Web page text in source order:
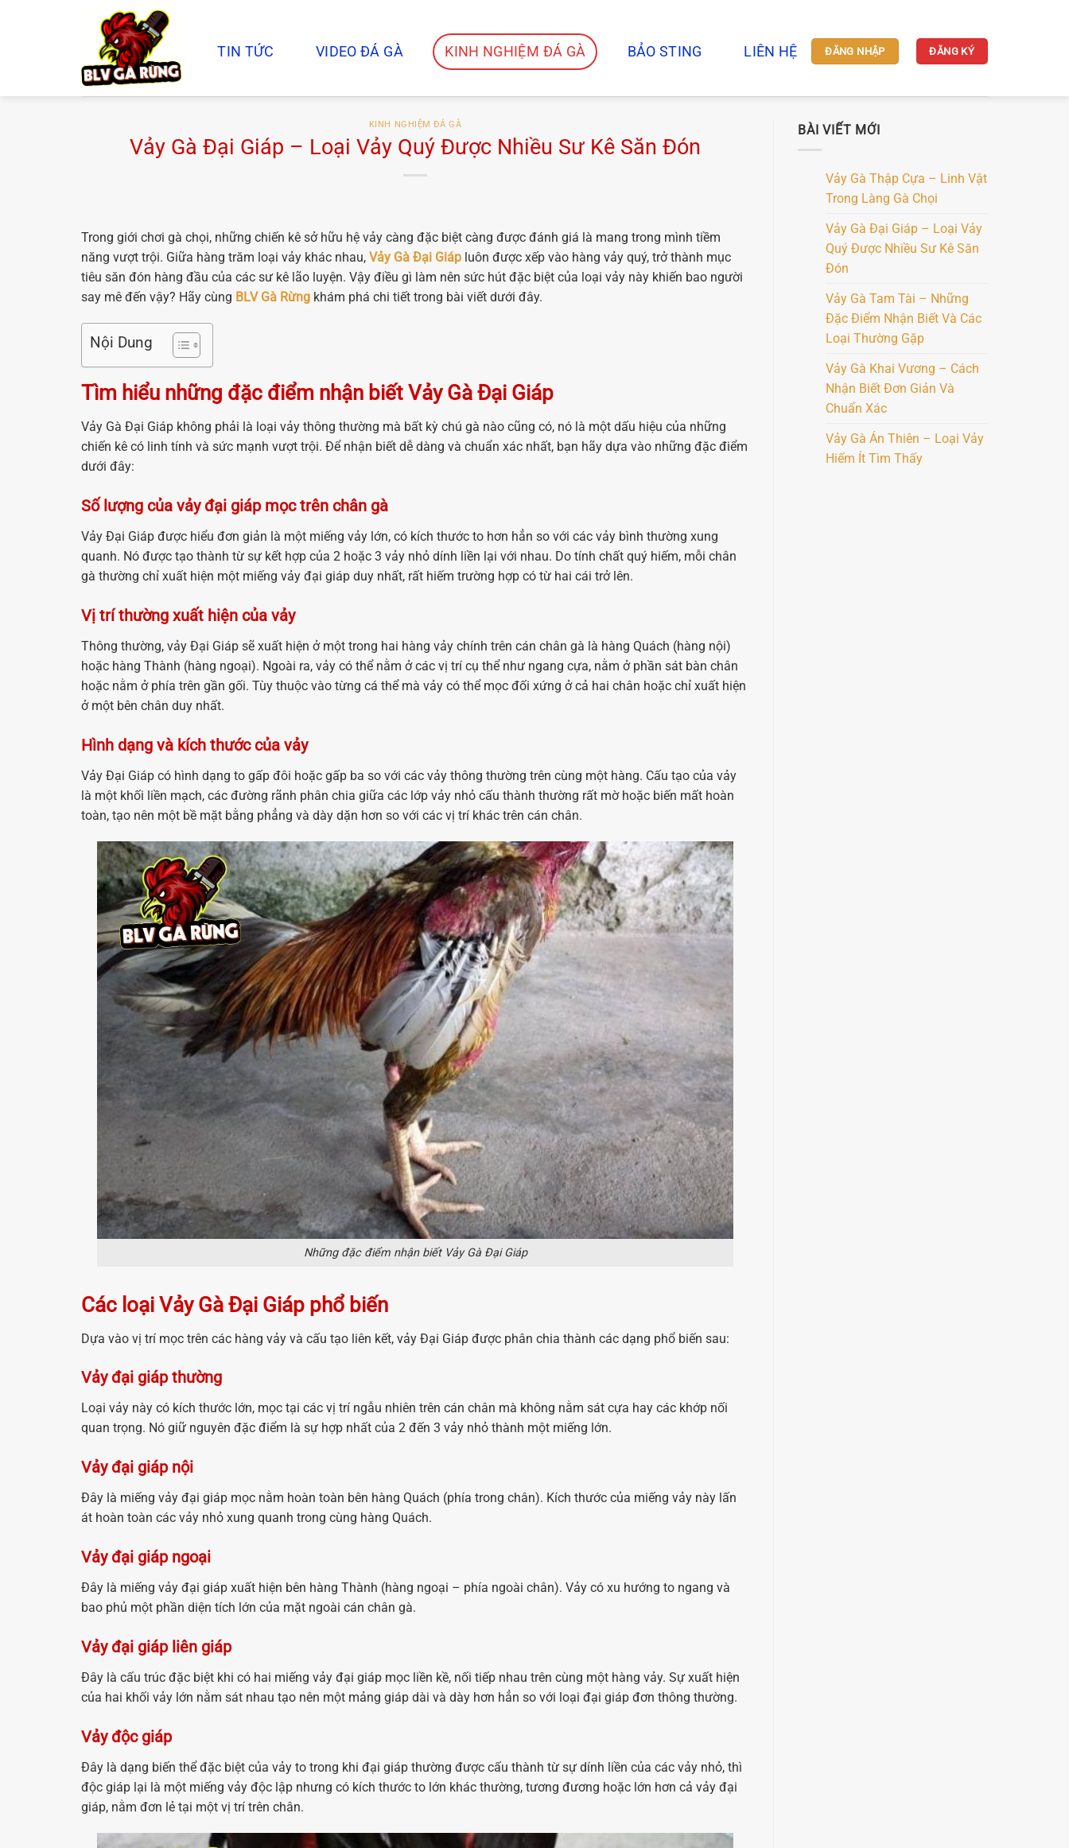
TIN TỨC VIDEO ĐÁ GÀ KINH NGHIỆM ĐÁ GÀ BẢO STING LIÊN HỆ ĐĂNG NHẬP ĐĂNG KÝ
KINH NGHIỆM ĐÁ GÀ
Vảy Gà Đại Giáp – Loại Vảy Quý Được Nhiều Sư Kê Săn Đón
Trong giới chơi gà chọi, những chiến kê sở hữu hệ vảy càng đặc biệt càng được đánh giá là mang trong mình tiềm
năng vượt trội. Giữa hàng trăm loại vảy khác nhau, Vảy Gà Đại Giáp luôn được xếp vào hàng vảy quý, trở thành mục
tiêu săn đón hàng đầu của các sư kê lão luyện. Vậy điều gì làm nên sức hút đặc biệt của loại vảy này khiến bao người
say mê đến vậy? Hãy cùng BLV Gà Rừng khám phá chi tiết trong bài viết dưới đây.
Nội Dung
Tìm hiểu những đặc điểm nhận biết Vảy Gà Đại Giáp
Vảy Gà Đại Giáp không phải là loại vảy thông thường mà bất kỳ chú gà nào cũng có, nó là một dấu hiệu của những
chiến kê có linh tính và sức mạnh vượt trội. Để nhận biết dễ dàng và chuẩn xác nhất, bạn hãy dựa vào những đặc điểm
dưới đây:
Số lượng của vảy đại giáp mọc trên chân gà
Vảy Đại Giáp được hiểu đơn giản là một miếng vảy lớn, có kích thước to hơn hẳn so với các vảy bình thường xung
quanh. Nó được tạo thành từ sự kết hợp của 2 hoặc 3 vảy nhỏ dính liền lại với nhau. Do tính chất quý hiếm, mỗi chân
gà thường chỉ xuất hiện một miếng vảy đại giáp duy nhất, rất hiếm trường hợp có từ hai cái trở lên.
Vị trí thường xuất hiện của vảy
Thông thường, vảy Đại Giáp sẽ xuất hiện ở một trong hai hàng vảy chính trên cán chân gà là hàng Quách (hàng nội)
hoặc hàng Thành (hàng ngoại). Ngoài ra, vảy có thể nằm ở các vị trí cụ thể như ngang cựa, nằm ở phần sát bàn chân
hoặc nằm ở phía trên gần gối. Tùy thuộc vào từng cá thể mà vảy có thể mọc đối xứng ở cả hai chân hoặc chỉ xuất hiện
ở một bên chân duy nhất.
Hình dạng và kích thước của vảy
Vảy Đại Giáp có hình dạng to gấp đôi hoặc gấp ba so với các vảy thông thường trên cùng một hàng. Cấu tạo của vảy
là một khối liền mạch, các đường rãnh phân chia giữa các lớp vảy nhỏ cấu thành thường rất mờ hoặc biến mất hoàn
toàn, tạo nên một bề mặt bằng phẳng và dày dặn hơn so với các vị trí khác trên cán chân.
Những đặc điểm nhận biết Vảy Gà Đại Giáp
Các loại Vảy Gà Đại Giáp phổ biến
Dựa vào vị trí mọc trên các hàng vảy và cấu tạo liên kết, vảy Đại Giáp được phân chia thành các dạng phổ biến sau:
Vảy đại giáp thường
Loại vảy này có kích thước lớn, mọc tại các vị trí ngẫu nhiên trên cán chân mà không nằm sát cựa hay các khớp nối
quan trọng. Nó giữ nguyên đặc điểm là sự hợp nhất của 2 đến 3 vảy nhỏ thành một miếng lớn.
Vảy đại giáp nội
Đây là miếng vảy đại giáp mọc nằm hoàn toàn bên hàng Quách (phía trong chân). Kích thước của miếng vảy này lấn
át hoàn toàn các vảy nhỏ xung quanh trong cùng hàng Quách.
Vảy đại giáp ngoại
Đây là miếng vảy đại giáp xuất hiện bên hàng Thành (hàng ngoại – phía ngoài chân). Vảy có xu hướng to ngang và
bao phủ một phần diện tích lớn của mặt ngoài cán chân gà.
Vảy đại giáp liên giáp
Đây là cấu trúc đặc biệt khi có hai miếng vảy đại giáp mọc liền kề, nối tiếp nhau trên cùng một hàng vảy. Sự xuất hiện
của hai khối vảy lớn nằm sát nhau tạo nên một mảng giáp dài và dày hơn hẳn so với loại đại giáp đơn thông thường.
Vảy độc giáp
Đây là dạng biến thể đặc biệt của vảy to trong khi đại giáp thường được cấu thành từ sự dính liền của các vảy nhỏ, thì
độc giáp lại là một miếng vảy độc lập nhưng có kích thước to lớn khác thường, tương đương hoặc lớn hơn cả vảy đại
giáp, nằm đơn lẻ tại một vị trí trên chân.
BÀI VIẾT MỚI
Vảy Gà Thập Cựa – Linh Vật
Trong Làng Gà Chọi
Vảy Gà Đại Giáp – Loại Vảy
Quý Được Nhiều Sư Kê Săn
Đón
Vảy Gà Tam Tài – Những
Đặc Điểm Nhận Biết Và Các
Loại Thường Gặp
Vảy Gà Khai Vương – Cách
Nhận Biết Đơn Giản Và
Chuẩn Xác
Vảy Gà Án Thiên – Loại Vảy
Hiếm Ít Tìm Thấy